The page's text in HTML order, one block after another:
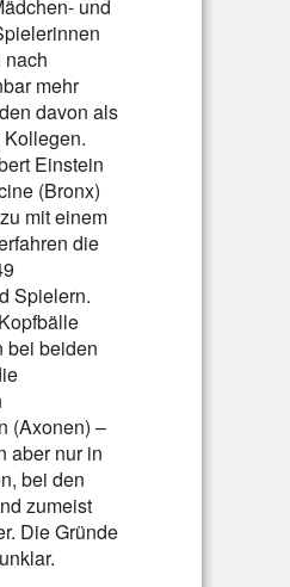
und
nach
mehr
davon als
Einstein
(Bronx)
mit einem
die
Spielern.
bei beiden
(Axonen) –
aber nur in
bei den
zumeist
Die Gründe